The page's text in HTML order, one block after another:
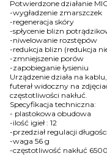
Potwierdzone działanie
-wygładzenie zmarszczek
-regeneracja skóry
-spłycenie blizn
-niwelowanie rozstępów
-redukcja blizn (redukcja
-zmniejszenie porów
-zapobieganie łysieniu
Urządzenie działa na
futerał widoczny na
częstotliwości nakłuć.
Specyfikacja techniczna:
- plastokowa obudowa
-ilość igieł : 12
-przedział regulacji
-waga 56 g
-częstotliwość nakłuć